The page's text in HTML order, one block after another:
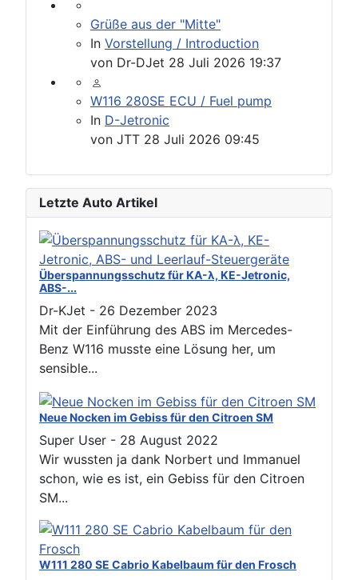
Grüße aus der "Mitte"
In Vorstellung / Introduction
von Dr-DJet 28 Juli 2026 19:37
W116 280SE ECU / Fuel pump
In D-Jetronic
von JTT 28 Juli 2026 09:45
Letzte Auto Artikel
Überspannungsschutz für KA-λ, KE-Jetronic,
ABS-...
Dr-KJet - 26 Dezember 2023
Mit der Einführung des ABS im Mercedes-
Benz W116 musste eine Lösung her, um
sensible...
Neue Nocken im Gebiss für den Citroen SM
Super User - 28 August 2022
Wir wussten ja dank Norbert und Immanuel
schon, wie es ist, ein Gebiss für den Citroen
SM...
W111 280 SE Cabrio Kabelbaum für den Frosch